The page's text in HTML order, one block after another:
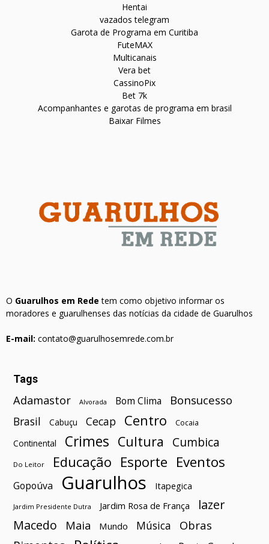
Hentai
vazados telegram
Garota de Programa em Curitiba
FuteMAX
Multicanais
Vera bet
CassinoPix
Bet 7k
Acompanhantes e garotas de programa em brasil
Baixar Filmes
O Guarulhos em Rede tem como objetivo informar os
moradores e guarulhenses das notícias da cidade de Guarulhos
E-mail: contato@guarulhosemrede.com.br
Tags
Adamastor Alvorada Bom Clima Bonsucesso
Brasil Cabuçu Cecap Centro Cocaia
Continental Crimes Cultura Cumbica
Do Leitor Educação Esporte Eventos
Gopoúva Guarulhos Itapegica
Jardim Presidente Dutra Jardim Rosa de França
lazer
Macedo
Maia Mundo Música Obras